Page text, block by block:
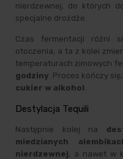
nierdzewnej, do których
specjalne drożdże.
Czas fermentacji różni
otoczenia, a ta z kolei
temperaturach zimowych
godziny . Proces kończy
cukier w alkohol
Destylacja Tequili
Następnie kolej na
miedzianych
nierdzewnej, a nawet w